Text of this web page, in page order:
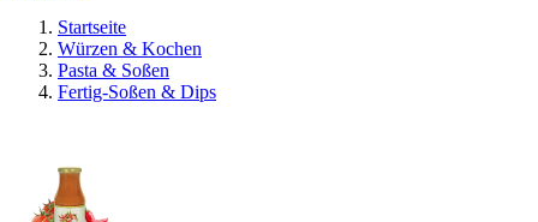
Startseite
Würzen & Kochen
Pasta & Soßen
Fertig-Soßen & Dips